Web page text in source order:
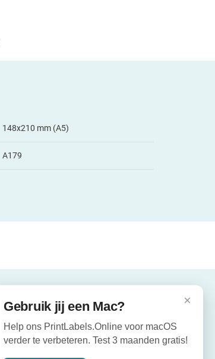
148x210 mm (A5)
A179
×
Gebruik jij een Mac?
Help ons PrintLabels.Online voor macOS
verder te verbeteren. Test 3 maanden gratis!